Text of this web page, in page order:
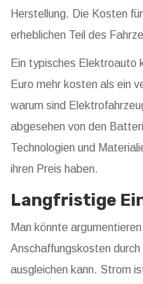
Herstellung. Die Kosten
erheblichen Teil des
Ein typisches Elektroauto
Euro mehr kosten als ein
warum sind
abgesehen von den
Technologien und
ihren Preis haben.
Langfristige
Man könnte
Anschaffungskosten
ausgleichen kann. Strom